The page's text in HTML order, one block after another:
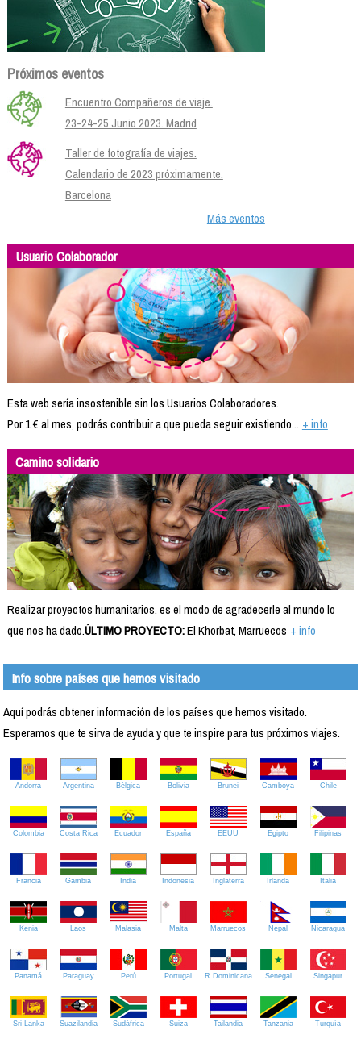
Próximos eventos
Encuentro Compañeros de viaje.
23-24-25 Junio 2023. Madrid
Taller de fotografía de viajes.
Calendario de 2023 próximamente.
Barcelona
Más eventos
Usuario Colaborador
Esta web sería insostenible sin los Usuarios Colaboradores.
Por 1 € al mes, podrás contribuir a que pueda seguir existiendo... + info
Camino solidario
Realizar proyectos humanitarios, es el modo de agradecerle al mundo lo
que nos ha dado.ÚLTIMO PROYECTO:El Khorbat, Marruecos + info
Info sobre países que hemos visitado
Aquí podrás obtener información de los países que hemos visitado.
Esperamos que te sirva de ayuda y que te inspire para tus próximos viajes.
Andorra Argentina Bélgica Bolivia Brunei Camboya Chile
Colombia Costa Rica Ecuador España EEUU Egipto Filipinas
Francia Gambia India Indonesia Inglaterra Irlanda Italia
Kenia Laos Malasia Malta Marruecos Nepal Nicaragua
Panamá Paraguay Perú Portugal R.Dominicana Senegal Singapur
Sri Lanka Suazilandia Sudáfrica Suiza Tailandia Tanzania Turquía